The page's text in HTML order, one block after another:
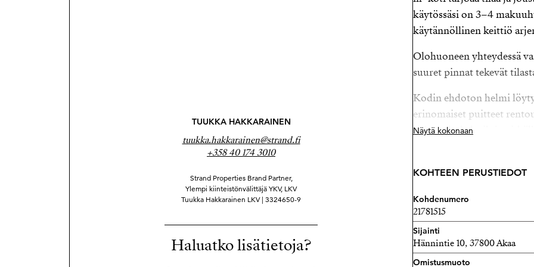
TUUKKA HAKKARAINEN
tuukka.hakkarainen@strand.fi
+358 40 174 3010
Strand Properties Brand Partner,
Ylempi kiinteistönvälittäjä YKV, LKV
Tuukka Hakkarainen LKV | 3324650-9
Haluatko lisätietoja?
käytössäsi on 3–4
käytännöllinen keittiö
Olohuoneen yhteydessä
suuret pinnat tekevät
Kodin ehdoton helmi
erinomaiset puitteet
jatkaa oleskelutiloja
huoneistolle kuuluva
merkittäviä
lukien käyttövesiputkien
Tämä koti yhdistää
Näytä kokonaan
KOHTEEN PERUSTIEDOT
Kohdenumero
21781515
Sijainti
Hännintie 10, 37800 Akaa
Omistusmuoto